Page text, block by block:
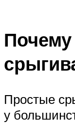
Простые
у